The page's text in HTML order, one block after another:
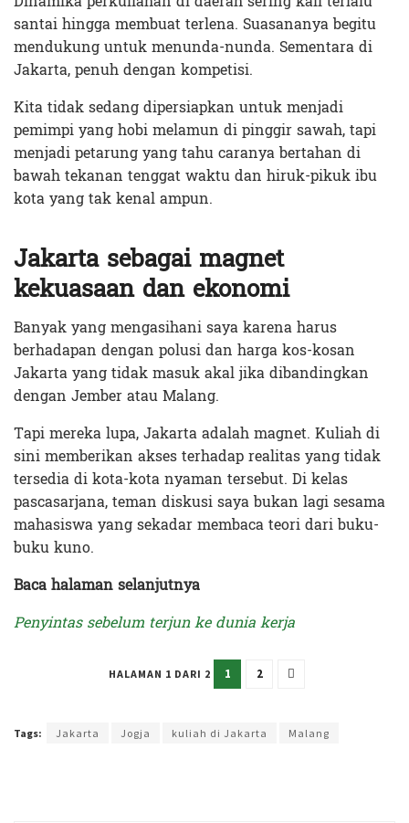
santai hingga membuat terlena. Suasananya begitu
mendukung untuk menunda-nunda. Sementara di
Jakarta, penuh dengan kompetisi.
Kita tidak sedang dipersiapkan untuk menjadi
pemimpi yang hobi melamun di pinggir sawah, tapi
menjadi petarung yang tahu caranya bertahan di
bawah tekanan tenggat waktu dan hiruk-pikuk ibu
kota yang tak kenal ampun.
Jakarta sebagai magnet
kekuasaan dan ekonomi
Banyak yang mengasihani saya karena harus
berhadapan dengan polusi dan harga kos-kosan
Jakarta yang tidak masuk akal jika dibandingkan
dengan Jember atau Malang.
Tapi mereka lupa, Jakarta adalah magnet. Kuliah di
sini memberikan akses terhadap realitas yang tidak
tersedia di kota-kota nyaman tersebut. Di kelas
pascasarjana, teman diskusi saya bukan lagi sesama
mahasiswa yang sekadar membaca teori dari buku-
buku kuno.
Baca halaman selanjutnya
Penyintas sebelum terjun ke dunia kerja
HALAMAN 1 DARI 2 1 2
Tags: Jakarta Jogja kuliah di Jakarta Malang